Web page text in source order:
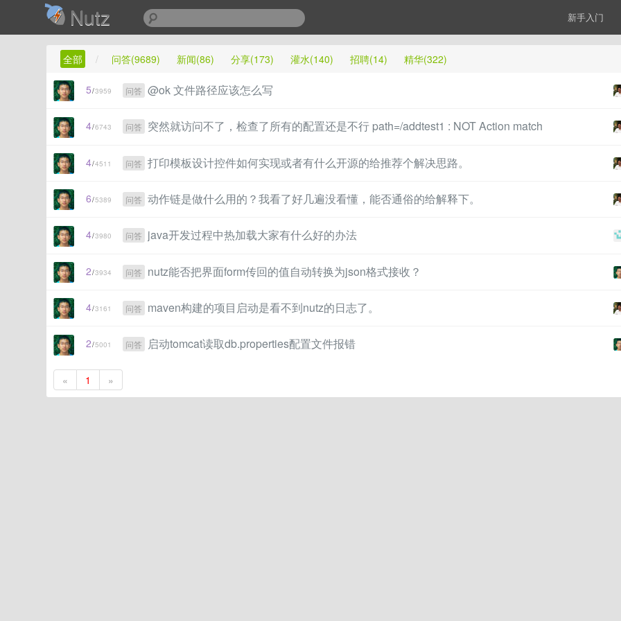
Nutz 新手入门
全部 / 问答(9689) 新闻(86) 分享(173) 灌水(140) 招聘(14) 精华(322)
5/3959 问答 @ok 文件路径应该怎么写
4/6743 问答 突然就访问不了，检查了所有的配置还是不行 path=/addtest1 : NOT Action match
4/4511 问答 打印模板设计控件如何实现或者有什么开源的给推荐个解决思路。
6/5389 问答 动作链是做什么用的？我看了好几遍没看懂，能否通俗的给解释下。
4/3980 问答 java开发过程中热加载大家有什么好的办法
2/3934 问答 nutz能否把界面form传回的值自动转换为json格式接收？
4/3161 问答 maven构建的项目启动是看不到nutz的日志了。
2/5001 问答 启动tomcat读取db.properties配置文件报错
« 1 »